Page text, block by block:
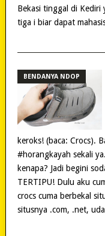
Bekasi tinggal di Kediri
tiga i biar dapat
BENDANYA NDOP
keroks! (baca: Crocs).
#horangkayah sekali
kenapa? Jadi begini
TERTIPU! Dulu aku
crocs cuma berbekal
situsnya .com, .net,